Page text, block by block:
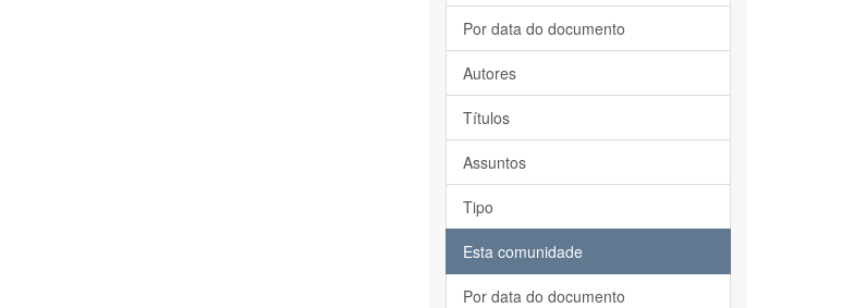
Por data do documento
Autores
Títulos
Assuntos
Tipo
Esta comunidade
Por data do documento